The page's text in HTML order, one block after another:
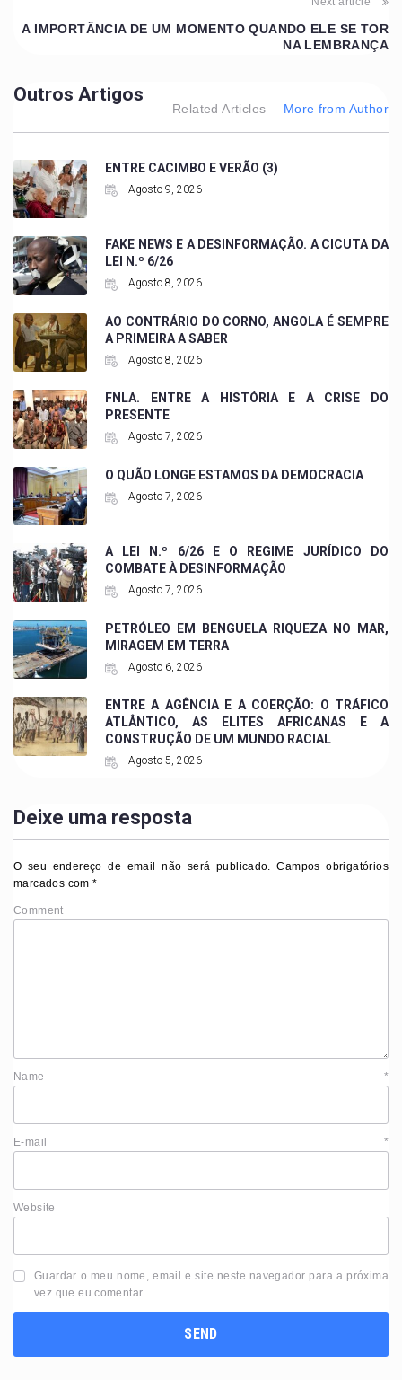
A IMPORTÂNCIA DE UM MOMENTO QUANDO ELE SE TOR
NA LEMBRANÇA
Outros Artigos
Related Articles More from Author
ENTRE CACIMBO E VERÃO (3)
Agosto 9, 2026
FAKE NEWS E A DESINFORMAÇÃO. A CICUTA DA
LEI N.º 6/26
Agosto 8, 2026
AO CONTRÁRIO DO CORNO, ANGOLA É SEMPRE
A PRIMEIRA A SABER
Agosto 8, 2026
FNLA. ENTRE A HISTÓRIA E A CRISE DO
PRESENTE
Agosto 7, 2026
O QUÃO LONGE ESTAMOS DA DEMOCRACIA
Agosto 7, 2026
A LEI N.º 6/26 E O REGIME JURÍDICO DO
COMBATE À DESINFORMAÇÃO
Agosto 7, 2026
PETRÓLEO EM BENGUELA RIQUEZA NO MAR,
MIRAGEM EM TERRA
Agosto 6, 2026
ENTRE A AGÊNCIA E A COERÇÃO: O TRÁFICO
ATLÂNTICO, AS ELITES AFRICANAS E A
CONSTRUÇÃO DE UM MUNDO RACIAL
Agosto 5, 2026
Deixe uma resposta
O seu endereço de email não será publicado. Campos obrigatórios
marcados com*
Comment
Name *
E-mail *
Website
Guardar o meu nome, email e site neste navegador para a próxima
vez que eu comentar.